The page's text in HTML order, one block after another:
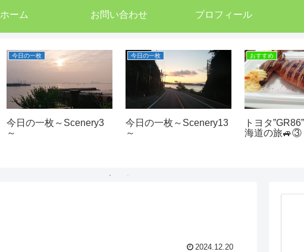
ホーム お問い合わせ プロフィール
今日の一枚
今日の一枚～Scenery3
～
今日の一枚
今日の一枚～Scenery13
～
おすすめ
トヨタ
海道の旅🚙③
2024.12.20